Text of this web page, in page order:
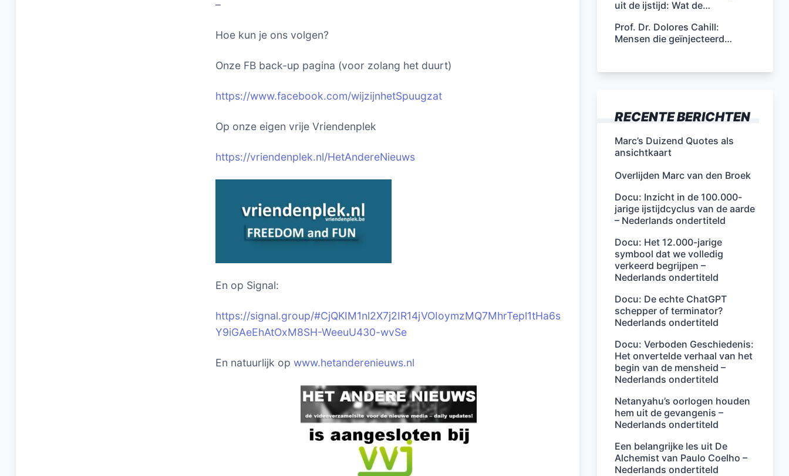
–
Hoe kun je ons volgen?
Onze FB back-up pagina (voor zolang het duurt)
https://www.facebook.com/wijzijnhetSpuugzat
Op onze eigen vrije Vriendenplek
https://vriendenplek.nl/HetAndereNieuws
En op Signal:
https://signal.group/#CjQKIM1nl2X7j2IR14jVOIoymzMQ7MhrTepl1tHa6s
Y9iGAeEhAtOxM8SH-WeeuU430-wvSe
En natuurlijk op www.hetanderenieuws.nl
uit de ijstijd: Wat de…
Prof. Dr. Dolores Cahill:
Mensen die geïnjecteerd…
RECENTE BERICHTEN
Marc’s Duizend Quotes als
ansichtkaart
Overlijden Marc van den Broek
Docu: Inzicht in de 100.000-
jarige ijstijdcyclus van de aarde
– Nederlands ondertiteld
Docu: Het 12.000-jarige
symbool dat we volledig
verkeerd begrijpen –
Nederlands ondertiteld
Docu: De echte ChatGPT
schepper of terminator?
Nederlands ondertiteld
Docu: Verboden Geschiedenis:
Het onvertelde verhaal van het
begin van de mensheid –
Nederlands ondertiteld
Netanyahu’s oorlogen houden
hem uit de gevangenis –
Nederlands ondertiteld
Een belangrijke les uit De
Alchemist van Paulo Coelho –
Nederlands ondertiteld